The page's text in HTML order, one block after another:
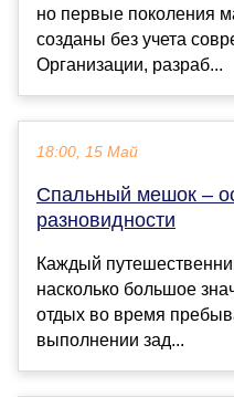
но первые поколения
созданы без учета
Организации, разраб...
18:00, 15 Май
Спальный мешок –
разновидности
Каждый
насколько большое
отдых во время
выполнении зад...